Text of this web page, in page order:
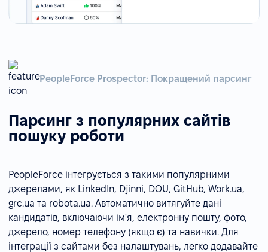
PeopleForce Prospector: Покращений парсинг
Парсинг з популярних сайтів
пошуку роботи
PeopleForce інтегрується з такими популярними
джерелами, як LinkedIn, Djinni, DOU, GitHub, Work.ua,
grc.ua та robota.ua. Автоматично витягуйте дані
кандидатів, включаючи ім'я, електронну пошту, фото,
джерело, номер телефону (якщо є) та навички. Для
інтеграції з сайтами без налаштувань, легко додавайте